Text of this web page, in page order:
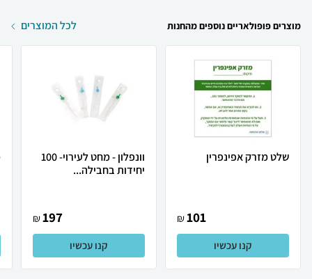
מוצרים פופולאריים נוספים מהחנות לכל המוצרים
שלט מזרק אפינפרין
101
₪
קנו עכשיו
וונפלון - מחט לעירוי- 100
יחידות בחבילה...
197
₪
קנו עכשיו